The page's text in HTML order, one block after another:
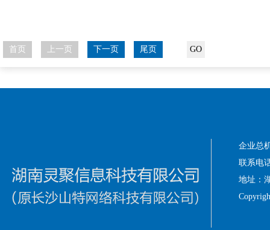
首页 上一页 下一页 尾页
企业总
联系电
地址：